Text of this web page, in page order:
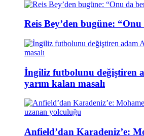
Reis Bey’den bugüne:
İngiliz futbolunu değiştiren
yarım kalan masalı
Anfield’dan Karadeniz’e: